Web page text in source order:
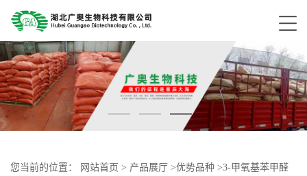
您当前的位置： 网站首页 > 产品展厅 >优势品种 >3-甲氧基苯甲醛